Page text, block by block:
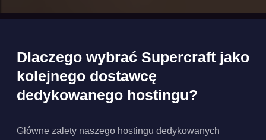
Dlaczego wybrać Supercraft jako
kolejnego dostawcę
dedykowanego hostingu?
Główne zalety naszego hostingu dedykowanych